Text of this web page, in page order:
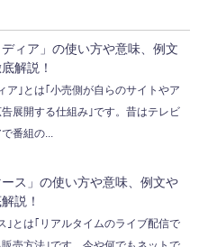
ディア」の使い方や意味、例文
解説！
ア｣とは｢小売側が自らのサイトやア
展開する仕組み｣です。昔はテレビ
番組の...
ース」の使い方や意味、例文や
説！
｣とは｢リアルタイムのライブ配信で